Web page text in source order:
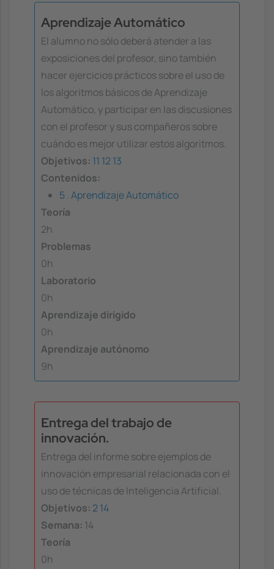
Aprendizaje Automático
El alumno no sólo deberá atender a las
exposiciones del profesor, sino también
hacer ejercicios prácticos sobre el uso de
los algoritmos básicos de Aprendizaje
Automático, y participar en las discusiones
con el profesor y sus compañeros sobre
cuándo es mejor utilizar estos algoritmos.
Objetivos: 11 1213
Contenidos:
5 . Aprendizaje Automático
Teoría
2h
Problemas
0h
Laboratorio
0h
Aprendizaje dirigido
0h
Aprendizaje autónomo
9h
Entrega del trabajo de
innovación.
Entrega del informe sobre ejemplos de
innovación empresarial relacionada con el
uso de técnicas de Inteligencia Artificial.
Objetivos: 214
Semana: 14
Teoría
0h